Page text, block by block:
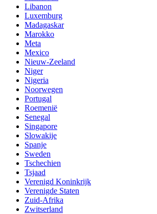
Libanon
Luxemburg
Madagaskar
Marokko
Meta
Mexico
Nieuw-Zeeland
Niger
Nigeria
Noorwegen
Portugal
Roemenië
Senegal
Singapore
Slowakije
Spanje
Sweden
Tschechien
Tsjaad
Verenigd Koninkrijk
Verenigde Staten
Zuid-Afrika
Zwitserland